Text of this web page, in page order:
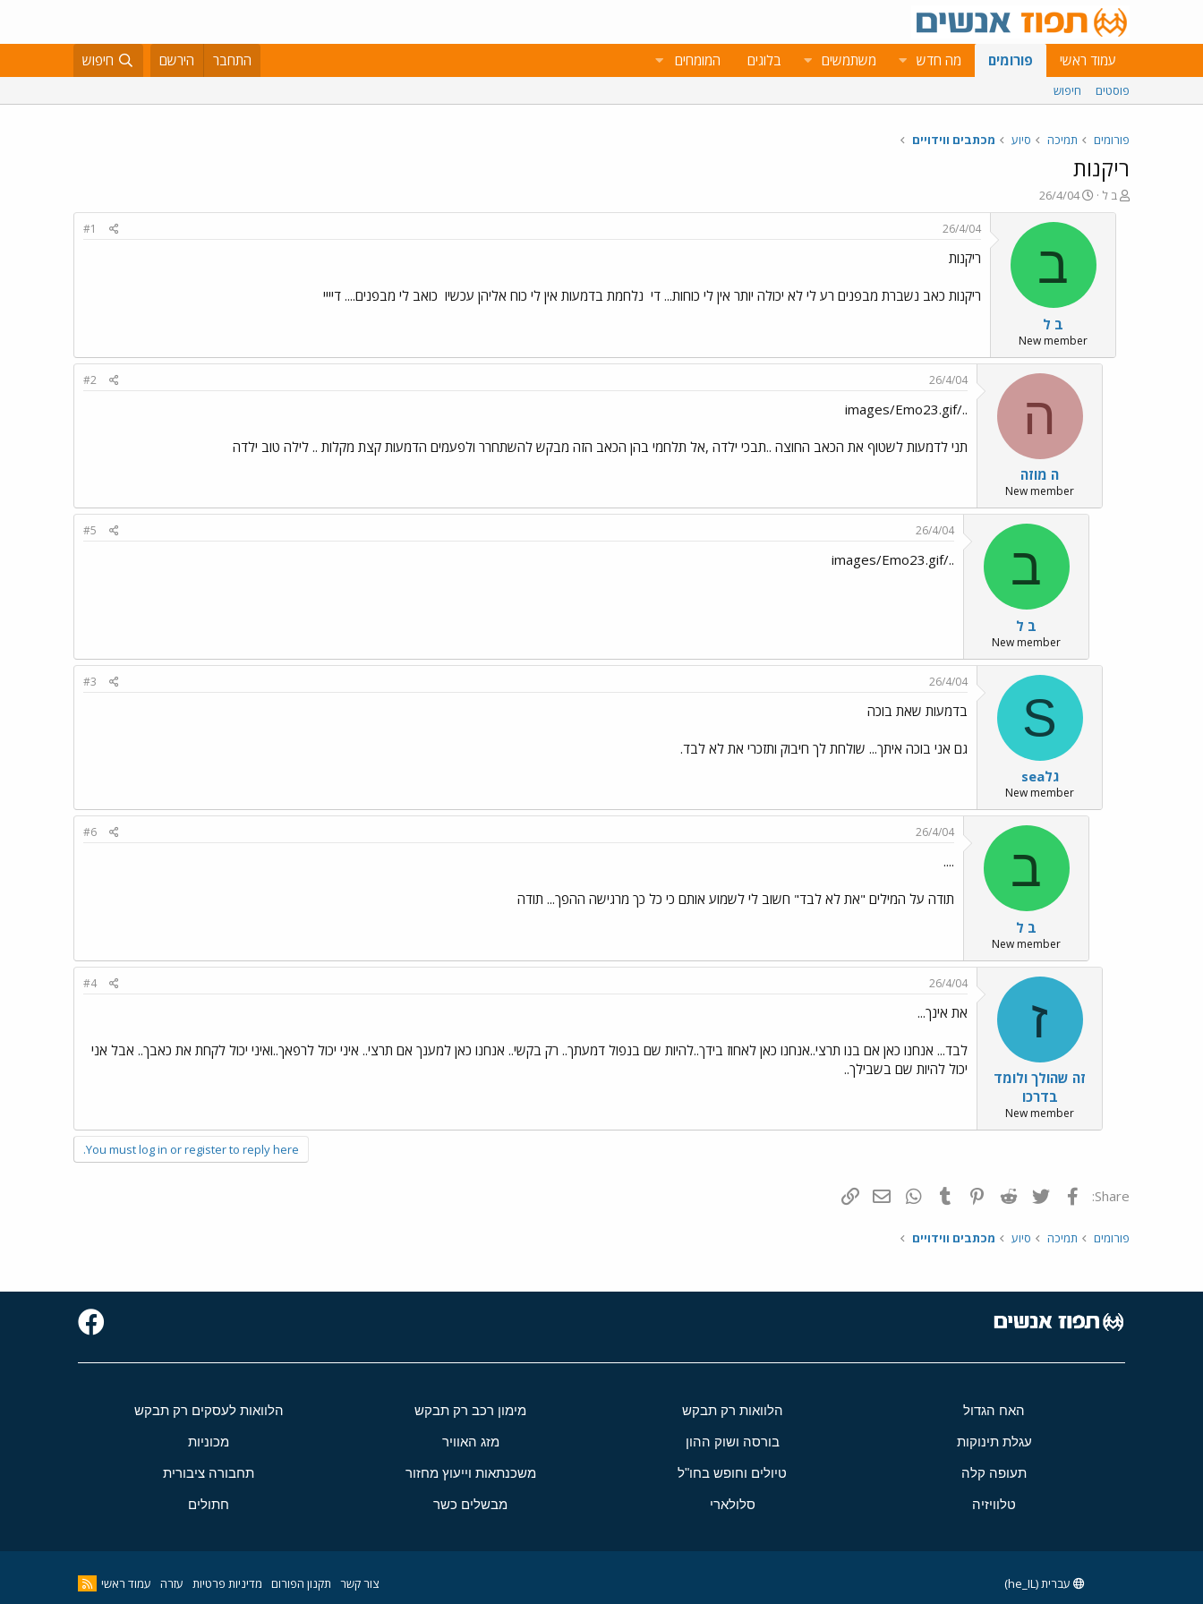
עמוד ראשי פורומים מה חדש משתמשים בלוגים המומחים התחבר הירשם חיפוש
פוסטים חיפוש
פורומים תמיכה סיוע מכתבים ווידויים
ריקנות
פ
ו
ב ל
פ
ו
ר
א
י
ך
26/4/04
ב
ב ל
New member
26/4/04
#1
ריקנות
ריקנות כאב נשברת מבפנים רע לי לא יכולה יותר אין לי כוחות... די נלחמת בדמעות אין לי כוח אליהן עכשיו כואב לי מבפנים.... דיייי
ה
ה מוזה
New member
26/4/04
#2
../images/Emo23.gif
תני לדמעות לשטוף את הכאב החוצה ..תבכי ילדה ,אל תלחמי בהן הכאב הזה מבקש להשתחרר ולפעמים הדמעות קצת מקלות .. לילה טוב ילדה
ב
ב ל
New member
26/4/04
#5
../images/Emo23.gif
S
seaגל
New member
26/4/04
#3
בדמעות שאת בוכה
גם אני בוכה איתך... שולחת לך חיבוק ותזכרי את לא לבד.
ב
ב ל
New member
26/4/04
#6
....
תודה על המילים "את לא לבד" חשוב לי לשמוע אותם כי כל כך מרגישה ההפך... תודה
ז
זה שהולך ולומד
בדרכו
New member
26/4/04
#4
את אינך...
לבד... אנחנו כאן אם בנו תרצי..אנחנו כאן לאחוז בידך..להיות שם בנפול דמעתך.. רק בקשי.. אנחנו כאן למענך אם תרצי.. איני יכול לרפאך..ואיני יכול לקחת את כאבך.. אבל אני
יכול להיות שם בשבילך..
You must log in or register to reply here.
Share: פייסבוק Twitter
Reddit
Pinterest
Tumblr
WhatsAppדואר אלקטרוני
פורומים תמיכה סיוע מכתבים ווידויים
האח הגדול הלוואות רק תבקש מימון רכב רק תבקש הלוואות לעסקים רק תבקש
עגלת תינוקות בורסה ושוק ההון מזג האוויר מכוניות
תעופה קלה טיולים וחופש בחו"ל משכנתאות וייעוץ מחזור תחבורה ציבורית
טלוויזיה סלולארי מבשלים כשר חתולים
צור קשר תקנון הפורום מדיניות פרטיות עזרה עמוד ראשי עברית (he_IL)